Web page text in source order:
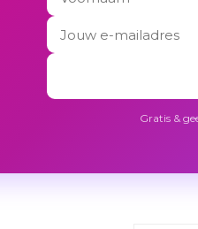
Gratis &